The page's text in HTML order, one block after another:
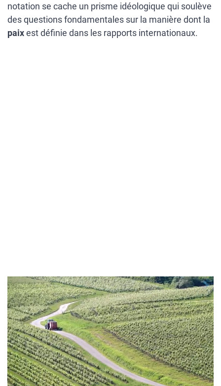
notation se cache un prisme idéologique qui soulève
des questions fondamentales sur la manière dont la
paixest définie dans les rapports internationaux.